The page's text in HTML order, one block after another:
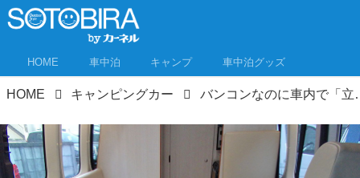
HOME 車中泊 キャンプ 車中泊グッズ
HOME キャンピングカー バンコンなのに車内で